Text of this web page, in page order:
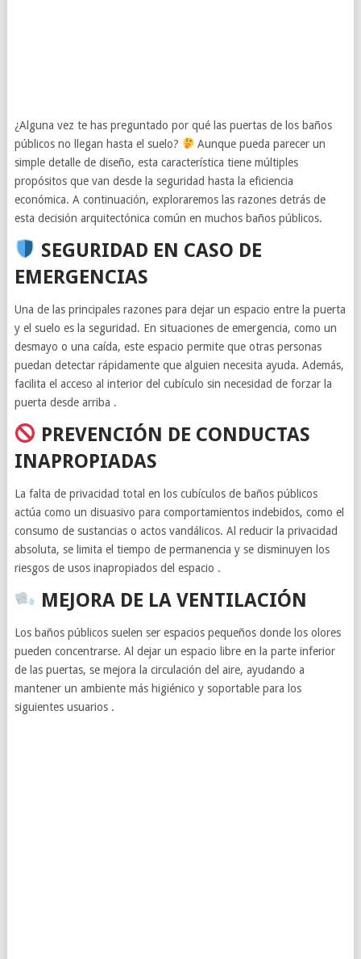
¿Alguna vez te has preguntado por qué las puertas de los baños
públicos no llegan hasta el suelo?
Aunque pueda parecer un
simple detalle de diseño, esta característica tiene múltiples
propósitos que van desde la seguridad hasta la eficiencia
económica. A continuación, exploraremos las razones detrás de
esta decisión arquitectónica común en muchos baños públicos.
SEGURIDAD EN CASO DE
EMERGENCIAS
Una de las principales razones para dejar un espacio entre la puerta
y el suelo es la seguridad. En situaciones de emergencia, como un
desmayo o una caída, este espacio permite que otras personas
puedan detectar rápidamente que alguien necesita ayuda. Además,
facilita el acceso al interior del cubículo sin necesidad de forzar la
puerta desde arriba .
PREVENCIÓN DE CONDUCTAS
INAPROPIADAS
La falta de privacidad total en los cubículos de baños públicos
actúa como un disuasivo para comportamientos indebidos, como el
consumo de sustancias o actos vandálicos. Al reducir la privacidad
absoluta, se limita el tiempo de permanencia y se disminuyen los
riesgos de usos inapropiados del espacio .
MEJORA DE LA VENTILACIÓN
Los baños públicos suelen ser espacios pequeños donde los olores
pueden concentrarse. Al dejar un espacio libre en la parte inferior
de las puertas, se mejora la circulación del aire, ayudando a
mantener un ambiente más higiénico y soportable para los
siguientes usuarios .